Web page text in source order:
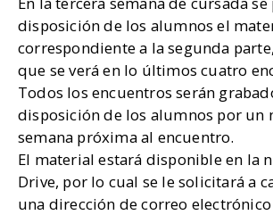
disposición de los alumnos el
correspondiente a la segunda
que se verá en lo últimos cuatro
Todos los encuentros serán
disposición de los alumnos por un
semana próxima al encuentro.
El material estará disponible en la
Drive, por lo cual se le solicitará a
una dirección de correo